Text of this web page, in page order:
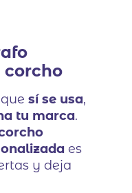
quesí se usa,
tu marca.
es
y deja